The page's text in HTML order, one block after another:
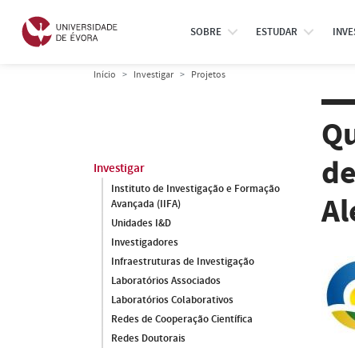
SOBRE ESTUDAR
Início Investigar Projetos
Investigar
Instituto de Investigação e Formação
Avançada (IIFA)
Unidades I&D
Investigadores
Infraestruturas de Investigação
Laboratórios Associados
Laboratórios Colaborativos
Redes de Cooperação Científica
Redes Doutorais